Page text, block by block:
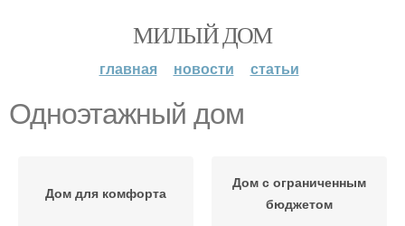
МИЛЫЙ ДОМ
главная новости статьи
Одноэтажный дом
Дом для комфорта
Дом с ограниченным
бюджетом